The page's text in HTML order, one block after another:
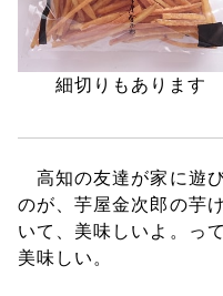
細切りもあります
高知の友達が家に遊
のが、芋屋金次郎の芋
いて、美味しいよ。っ
美味しい。